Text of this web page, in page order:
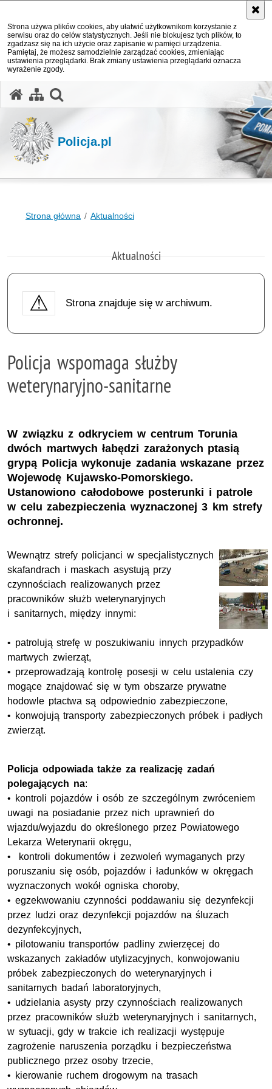
Strona używa plików cookies, aby ułatwić użytkownikom korzystanie z
serwisu oraz do celów statystycznych. Jeśli nie blokujesz tych plików, to
zgadzasz się na ich użycie oraz zapisanie w pamięci urządzenia.
Pamiętaj, że możesz samodzielnie zarządzać cookies, zmieniając
ustawienia przeglądarki. Brak zmiany ustawienia przeglądarki oznacza
wyrażenie zgody.
Policja.pl
Strona główna Aktualności
Aktualności
Strona znajduje się w archiwum.
Policja wspomaga służby
weterynaryjno-sanitarne
W związku z odkryciem w centrum Torunia
dwóch martwych łabędzi zarażonych ptasią
grypą Policja wykonuje zadania wskazane przez
Wojewodę Kujawsko-Pomorskiego.
Ustanowiono całodobowe posterunki i patrole
w celu zabezpieczenia wyznaczonej 3 km strefy
ochronnej.
Wewnątrz strefy policjanci w specjalistycznych
skafandrach i maskach asystują przy
czynnościach realizowanych przez
pracowników służb weterynaryjnych
i sanitarnych, między innymi:
• patrolują strefę w poszukiwaniu innych przypadków
martwych zwierząt,
• przeprowadzają kontrolę posesji w celu ustalenia czy
mogące znajdować się w tym obszarze prywatne
hodowle ptactwa są odpowiednio zabezpieczone,
• konwojują transporty zabezpieczonych próbek i padłych
zwierząt.
Policja odpowiada także za realizację zadań
polegających na:
• kontroli pojazdów i osób ze szczególnym zwróceniem
uwagi na posiadanie przez nich uprawnień do
wjazdu/wyjazdu do określonego przez Powiatowego
Lekarza Weterynarii okręgu,
• kontroli dokumentów i zezwoleń wymaganych przy
poruszaniu się osób, pojazdów i ładunków w okręgach
wyznaczonych wokół ogniska choroby,
• egzekwowaniu czynności poddawaniu się dezynfekcji
przez ludzi oraz dezynfekcji pojazdów na śluzach
dezynfekcyjnych,
• pilotowaniu transportów padliny zwierzęcej do
wskazanych zakładów utylizacyjnych, konwojowaniu
próbek zabezpieczonych do weterynaryjnych i
sanitarnych badań laboratoryjnych,
• udzielania asysty przy czynnościach realizowanych
przez pracowników służb weterynaryjnych i sanitarnych,
w sytuacji, gdy w trakcie ich realizacji występuje
zagrożenie naruszenia porządku i bezpieczeństwa
publicznego przez osoby trzecie,
• kierowanie ruchem drogowym na trasach